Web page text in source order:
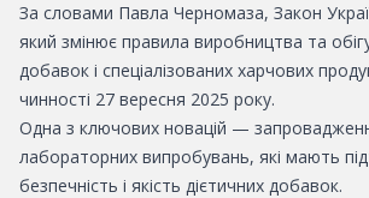
За словами Павла Черномаза, Закон
який змінює правила виробництва та
добавок і спеціалізованих харчових
чинності 27 вересня 2025 року.
Одна з ключових новацій —
лабораторних випробувань, які мають
безпечність і якість дієтичних добавок.